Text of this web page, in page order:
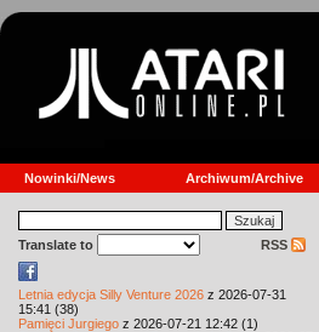
Nowinki/News Archiwum/Archive
Translate to RSS
Letnia edycja Silly Venture 2026 z 2026-07-31
15:41 (38)
Pamięci Jurgiego z 2026-07-21 12:42 (1)